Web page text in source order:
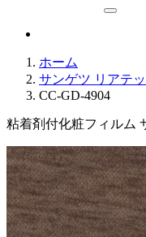
ホーム
サンゲツ リアテ
CC-GD-4904
粘着剤付化粧フィルム